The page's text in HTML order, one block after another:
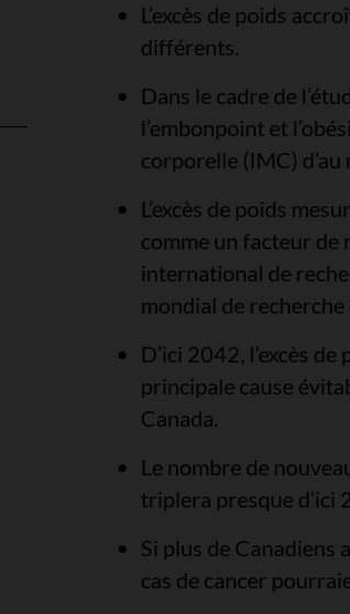
L’excès de poids
différents.
Dans le cadre de
l’embonpoint et
corporelle (IMC)
L’excès de poids
comme un facteur de
international de
mondial de
D’ici 2042, l’excès
principale cause
Canada.
Le nombre de
triplera presque d’ici
Si plus de
cas de cancer